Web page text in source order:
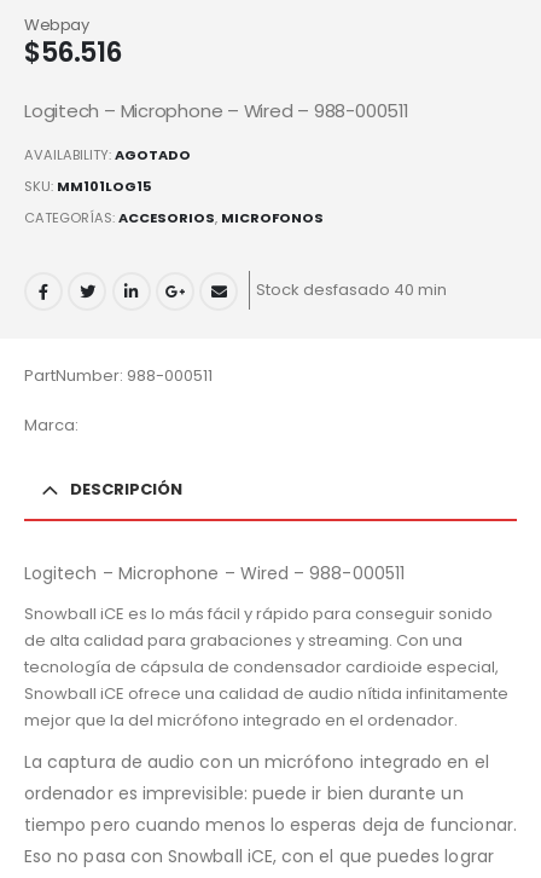
$56.516
Webpay
Logitech – Microphone – Wired – 988-000511
AVAILABILITY:AGOTADO
SKU: MM101LOG15
CATEGORÍAS:ACCESORIOS, MICROFONOS
Stock desfasado 40 min
PartNumber: 988-000511
Marca:
DESCRIPCIÓN
Logitech – Microphone – Wired – 988-000511
Snowball iCE es lo más fácil y rápido para conseguir sonido
de alta calidad para grabaciones y streaming. Con una
tecnología de cápsula de condensador cardioide especial,
Snowball iCE ofrece una calidad de audio nítida infinitamente
mejor que la del micrófono integrado en el ordenador.
La captura de audio con un micrófono integrado en el
ordenador es imprevisible: puede ir bien durante un
tiempo pero cuando menos lo esperas deja de funcionar.
Eso no pasa con Snowball iCE, con el que puedes lograr